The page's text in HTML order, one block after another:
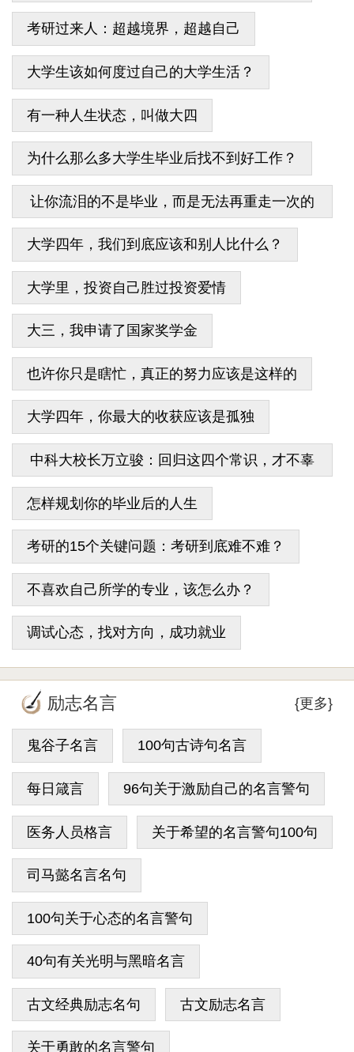
考研过来人：超越境界，超越自己
大学生该如何度过自己的大学生活？
有一种人生状态，叫做大四
为什么那么多大学生毕业后找不到好工作？
让你流泪的不是毕业，而是无法再重走一次的
青春
大学四年，我们到底应该和别人比什么？
大学里，投资自己胜过投资爱情
大三，我申请了国家奖学金
也许你只是瞎忙，真正的努力应该是这样的
大学四年，你最大的收获应该是孤独
中科大校长万立骏：回归这四个常识，才不辜
负大学时光
怎样规划你的毕业后的人生
考研的15个关键问题：考研到底难不难？
不喜欢自己所学的专业，该怎么办？
调试心态，找对方向，成功就业
励志名言 {更多}
鬼谷子名言 100句古诗句名言
每日箴言 96句关于激励自己的名言警句
医务人员格言 关于希望的名言警句100句
司马懿名言名句
100句关于心态的名言警句
40句有关光明与黑暗名言
古文经典励志名句 古文励志名言
关于勇敢的名言警句